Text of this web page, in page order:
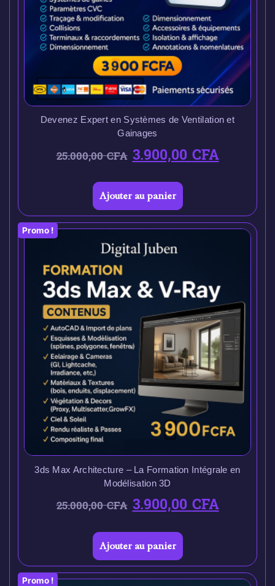
Devenez Expert en Systèmes de Ventilation et
Gainages
25.000,00CFA 3.900,00CFA
Ajouter au panier
Promo !
3ds Max Architecture – La Formation Intégrale en
Modélisation 3D
25.000,00CFA 3.900,00CFA
Ajouter au panier
Promo !